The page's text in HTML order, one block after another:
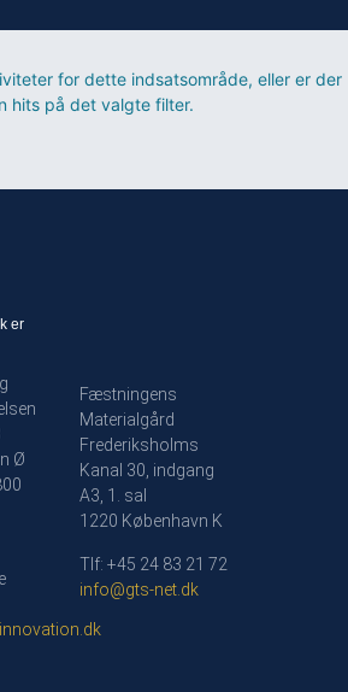
for dette indsatsområde, eller er der
hits på det valgte filter.
er
Ø
Fæstningens
Materialgård
Frederiksholms
Kanal 30, indgang
A3, 1. sal
1220 København K
Tlf: +45 24 83 21 72
info@gts-net.dk